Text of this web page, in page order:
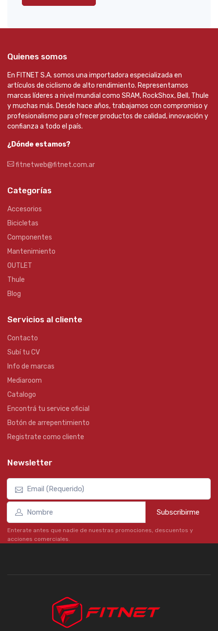
Quienes somos
En FITNET S.A. somos una importadora especializada en
artículos de ciclismo de alto rendimiento. Representamos
marcas líderes a nivel mundial como SRAM, RockShox, Bell, Thule
y muchas más. Desde hace años, trabajamos con compromiso y
profesionalismo para ofrecer productos de calidad, innovación y
confianza a todo el país.
¿Dónde estamos?
fitnetweb@fitnet.com.ar
Categorías
Accesorios
Bicicletas
Componentes
Mantenimiento
OUTLET
Thule
Blog
Servicios al cliente
Contacto
Subí tu CV
Info de marcas
Mediaroom
Catalogo
Encontrá tu service oficial
Botón de arrepentimiento
Registrate como cliente
Newsletter
Subscribirme
Enterate antes que nadie de nuestras promociones, descuentos y
acciones comerciales.